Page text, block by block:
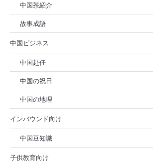
中国茶紹介
故事成語
中国ビジネス
中国赴任
中国の祝日
中国の地理
インバウンド向け
中国豆知識
子供教育向け